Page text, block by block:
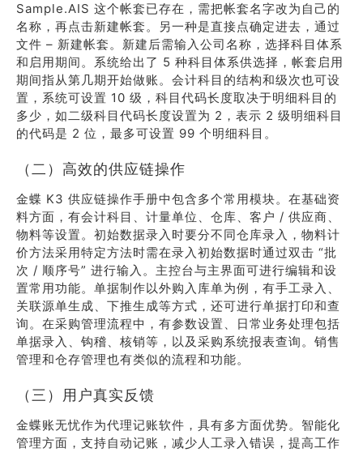
Sample.AIS 这个帐套已存在，需把帐套名字改为自己的
名称，再点击新建帐套。另一种是直接点确定进去，通过
文件 – 新建帐套。新建后需输入公司名称，选择科目体系
和启用期间。系统给出了 5 种科目体系供选择，帐套启用
期间指从第几期开始做账。会计科目的结构和级次也可设
置，系统可设置 10 级，科目代码长度取决于明细科目的
多少，如二级科目代码长度设置为 2，表示 2 级明细科目
的代码是 2 位，最多可设置 99 个明细科目。
（二）高效的供应链操作
金蝶 K3 供应链操作手册中包含多个常用模块。在基础资
料方面，有会计科目、计量单位、仓库、客户 / 供应商、
物料等设置。初始数据录入时要分不同仓库录入，物料计
价方法采用特定方法时需在录入初始数据时通过双击 “批
次 / 顺序号” 进行输入。主控台与主界面可进行编辑和设
置常用功能。单据制作以外购入库单为例，有手工录入、
关联源单生成、下推生成等方式，还可进行单据打印和查
询。在采购管理流程中，有参数设置、日常业务处理包括
单据录入、钩稽、核销等，以及采购系统报表查询。销售
管理和仓存管理也有类似的流程和功能。
（三）用户真实反馈
金蝶账无忧作为代理记账软件，具有多方面优势。智能化
管理方面，支持自动记账，减少人工录入错误，提高工作